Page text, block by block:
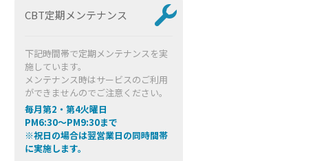
CBT定期メンテナンス
下記時間帯で定期メンテナンスを実
施しています。
メンテナンス時はサービスのご利用
ができませんのでご注意ください。
毎月第2・第4火曜日
PM6:30～PM9:30まで
※祝日の場合は翌営業日の同時間帯
に実施します。